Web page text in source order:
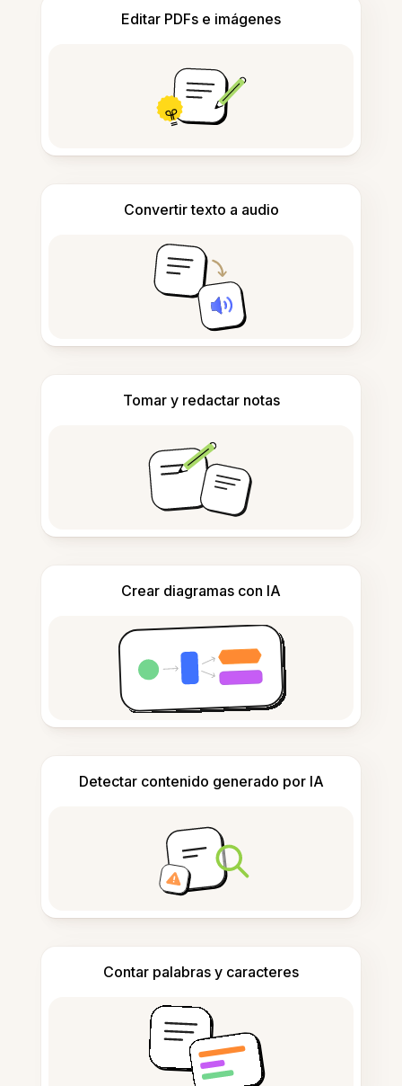
Editar PDFs e imágenes
Convertir texto a audio
Tomar y redactar notas
Crear diagramas con IA
Detectar contenido generado por IA
Contar palabras y caracteres